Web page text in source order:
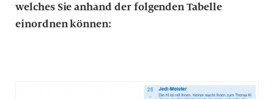
welches Sie anhand der folgenden Tabelle
einordnen können: